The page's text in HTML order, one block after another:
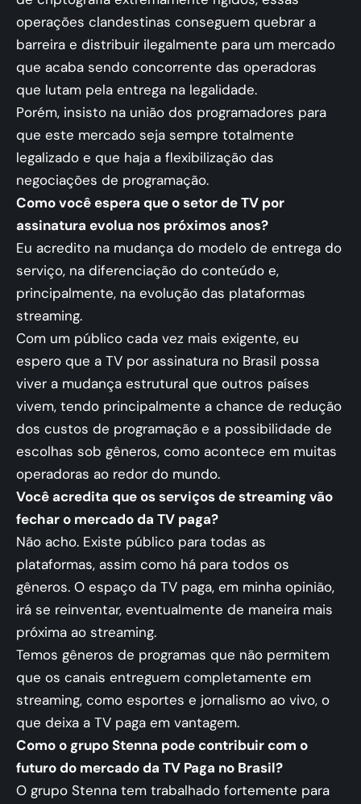
operações clandestinas conseguem quebrar a
barreira e distribuir ilegalmente para um mercado
que acaba sendo concorrente das operadoras
que lutam pela entrega na legalidade.
Porém, insisto na união dos programadores para
que este mercado seja sempre totalmente
legalizado e que haja a flexibilização das
negociações de programação.
Como você espera que o setor de TV por
assinatura evolua nos próximos anos?
Eu acredito na mudança do modelo de entrega do
serviço, na diferenciação do conteúdo e,
principalmente, na evolução das plataformas
streaming.
Com um público cada vez mais exigente, eu
espero que a TV por assinatura no Brasil possa
viver a mudança estrutural que outros países
vivem, tendo principalmente a chance de redução
dos custos de programação e a possibilidade de
escolhas sob gêneros, como acontece em muitas
operadoras ao redor do mundo.
Você acredita que os serviços de streaming vão
fechar o mercado da TV paga?
Não acho. Existe público para todas as
plataformas, assim como há para todos os
gêneros. O espaço da TV paga, em minha opinião,
irá se reinventar, eventualmente de maneira mais
próxima ao streaming.
Temos gêneros de programas que não permitem
que os canais entreguem completamente em
streaming, como esportes e jornalismo ao vivo, o
que deixa a TV paga em vantagem.
Como o grupo Stenna pode contribuir com o
futuro do mercado da TV Paga no Brasil?
O grupo Stenna tem trabalhado fortemente para